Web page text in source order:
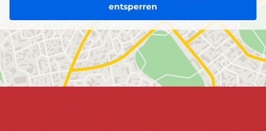
entsperren